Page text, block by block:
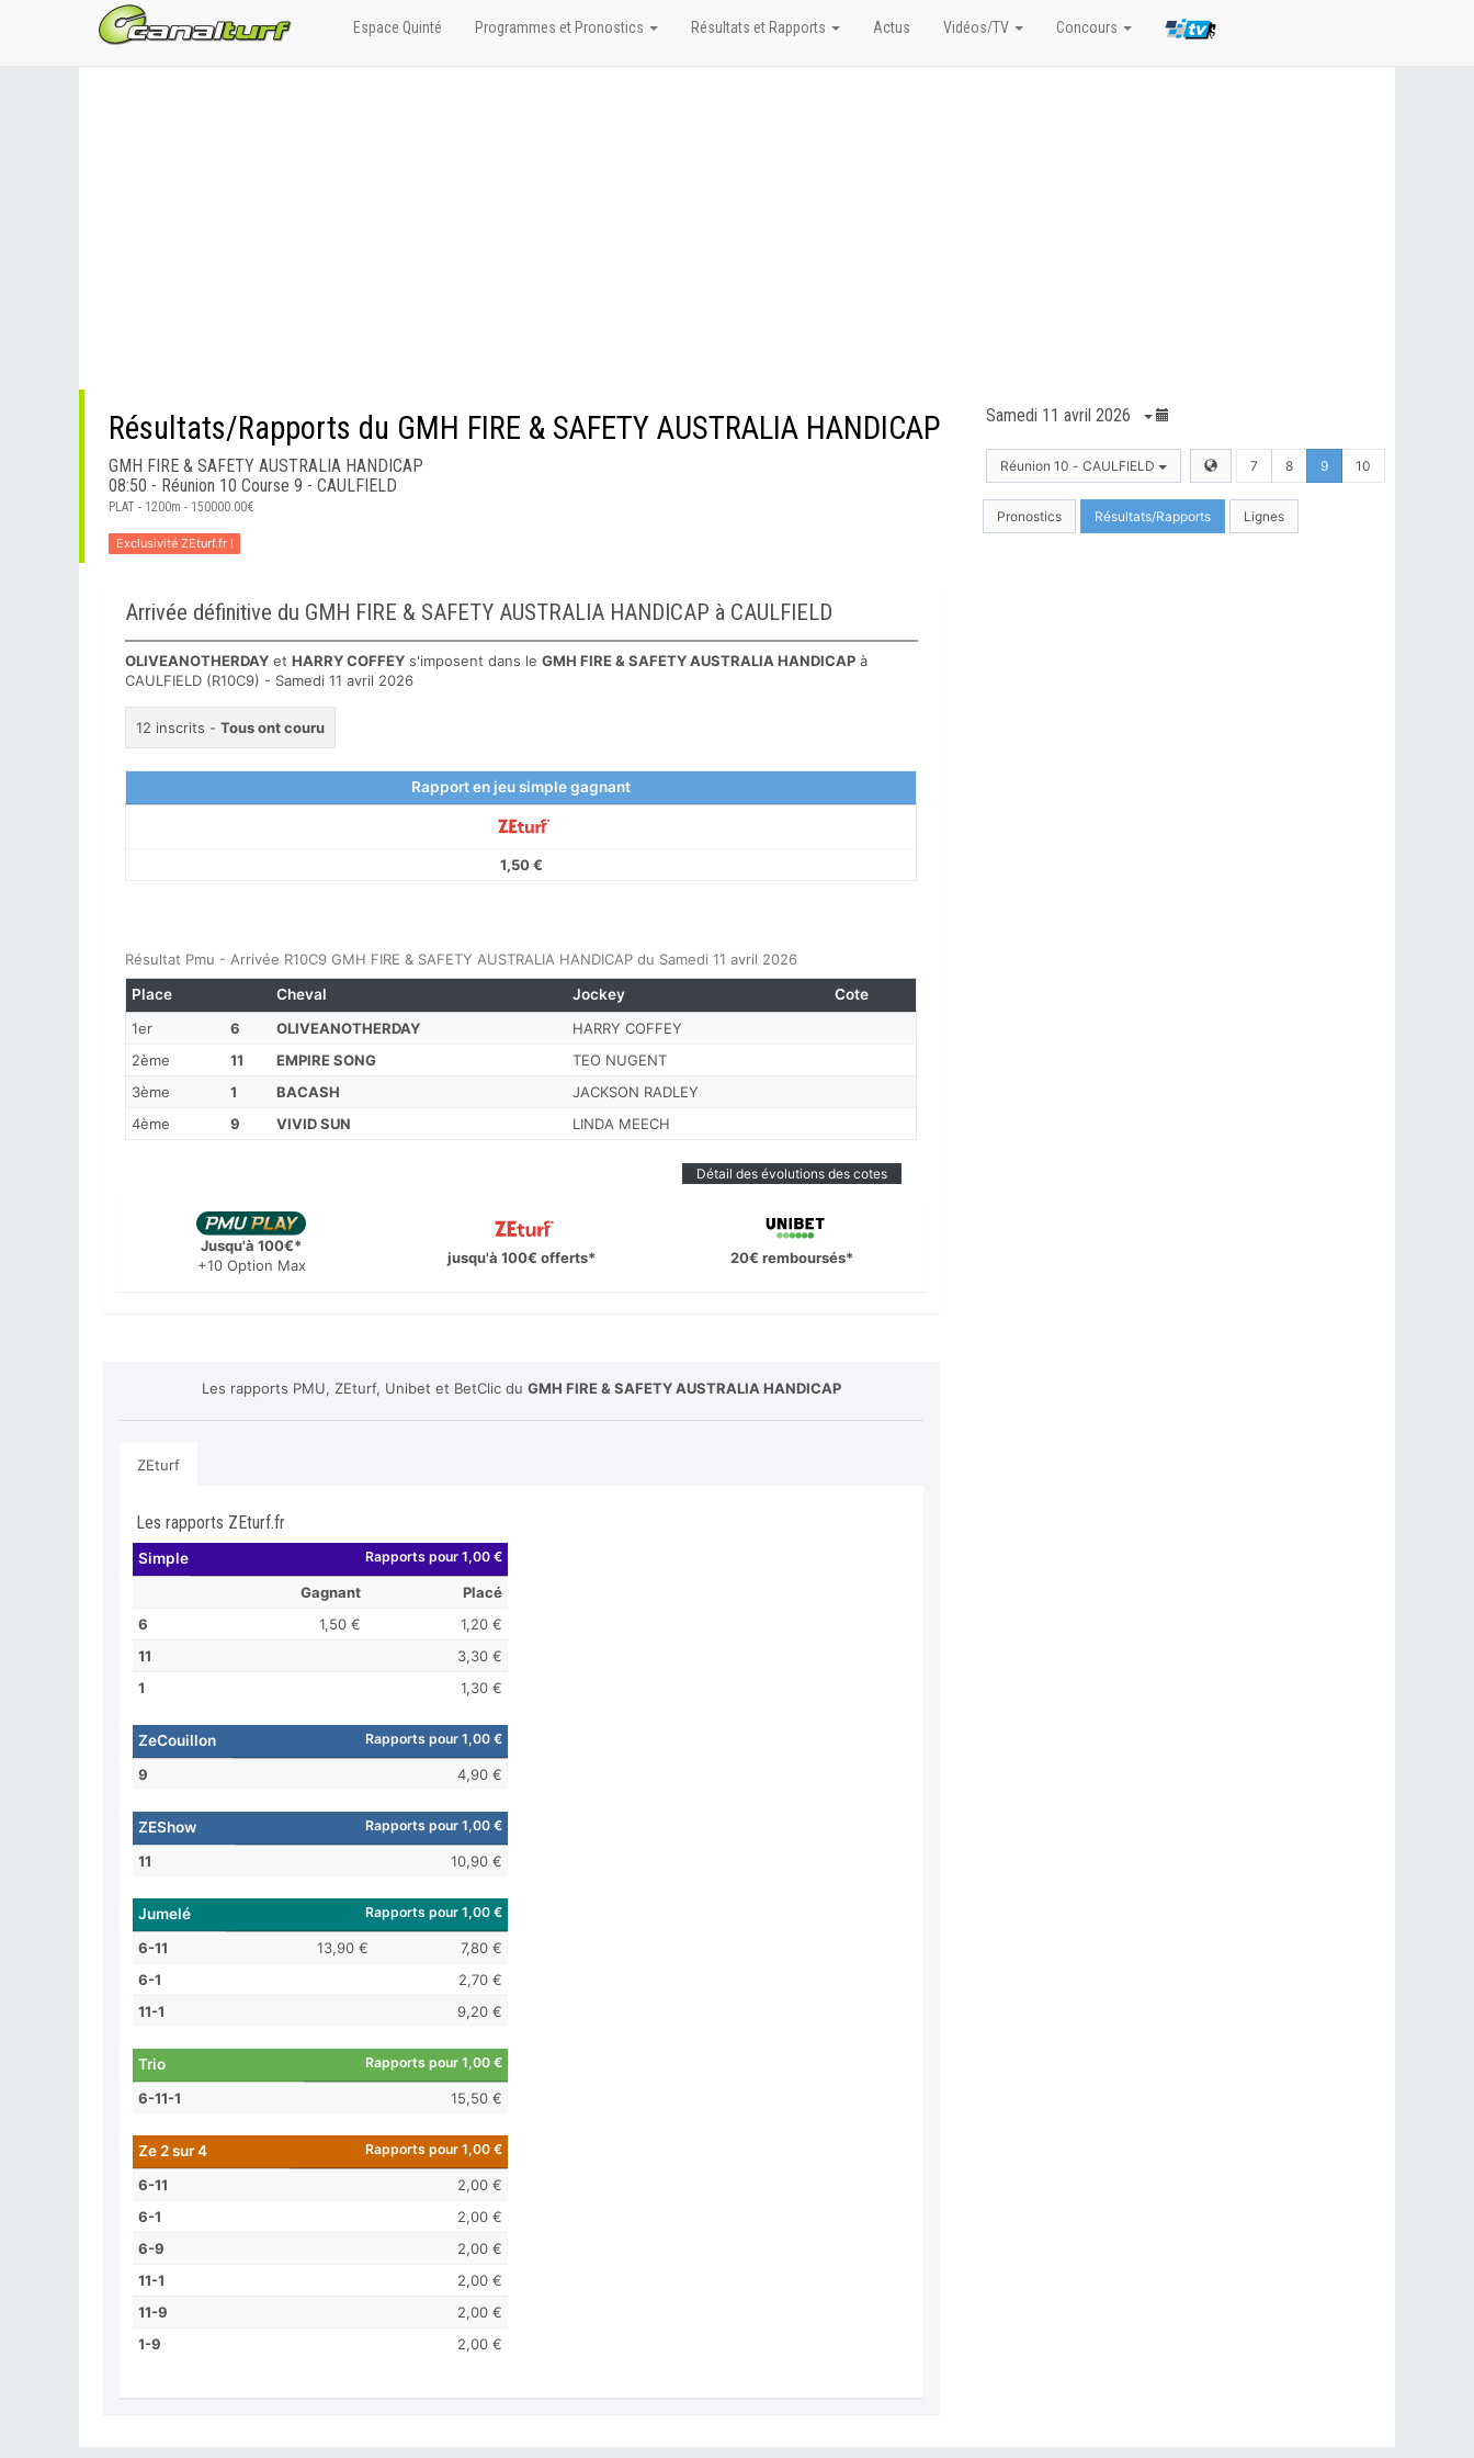
Résultats/Rapports du GMH FIRE & SAFETY AUSTRALIA HANDICAP
GMH FIRE & SAFETY AUSTRALIA HANDICAP
08:50 - Réunion 10 Course 9 - CAULFIELD
PLAT - 1200m - 150000.00€
Exclusivité ZEturf.fr !
Samedi 11 avril 2026
Réunion 10 - CAULFIELD 7 8 9 10
Pronostics Résultats/Rapports Lignes
Arrivée définitive du GMH FIRE & SAFETY AUSTRALIA HANDICAP à CAULFIELD
OLIVEANOTHERDAY et HARRY COFFEY s'imposent dans le GMH FIRE & SAFETY AUSTRALIA HANDICAP à
CAULFIELD (R10C9) - Samedi 11 avril 2026
12 inscrits - Tous ont couru
Rapport en jeu simple gagnant
1,50 €
Résultat Pmu - Arrivée R10C9 GMH FIRE & SAFETY AUSTRALIA HANDICAP du Samedi 11 avril 2026
1er 6 OLIVEANOTHERDAY
HARRY COFFEY
2ème
11 EMPIRE SONG
TEO NUGENT
3ème
1 BACASH
JACKSON RADLEY
4ème
9 VIVID SUN LINDA MEECH
Place Cheval Jockey Cote
Détail des évolutions des cotes
Jusqu'à 100€*
+10 Option Max
jusqu'à 100€ offerts* 20€ remboursés*
Les rapports PMU, ZEturf, Unibet et BetClic du GMH FIRE & SAFETY AUSTRALIA HANDICAP
ZEturf
Les rapports ZEturf.fr
Simple Rapports pour 1,00 €
Gagnant
Placé
6
1,50 €
1,20 €
11
3,30 €
1
1,30 €
ZeCouillon Rapports pour 1,00 €
9 4,90 €
ZEShow Rapports pour 1,00 €
11 10,90 €
Jumelé Rapports pour 1,00 €
6-11 13,90 €
7,80 €
6-1
2,70 €
11-1
9,20 €
Trio Rapports pour 1,00 €
6-11-1 15,50 €
Ze 2 sur 4 Rapports pour 1,00 €
6-11
2,00 €
6-1
2,00 €
6-9
2,00 €
11-1
2,00 €
11-9
2,00 €
1-9
2,00 €
Espace Quinté Programmes et Pronostics Résultats et Rapports Actus Vidéos/TV Concours